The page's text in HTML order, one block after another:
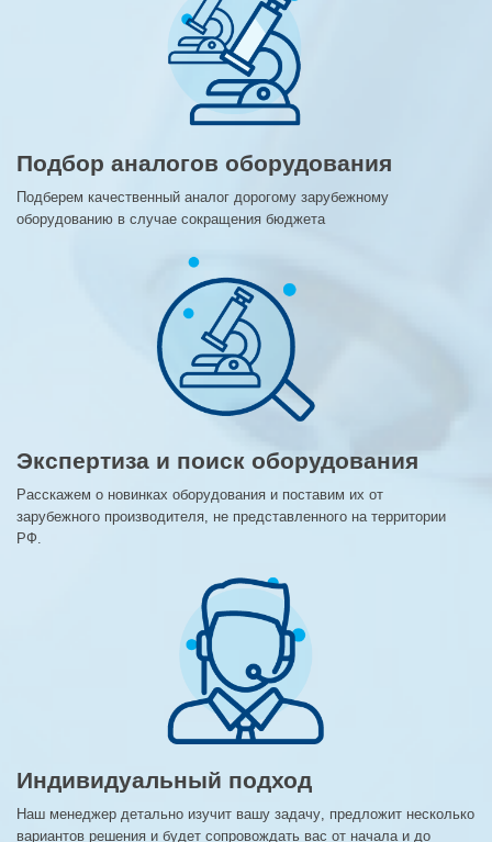
Подбор аналогов оборудования
Подберем качественный аналог дорогому зарубежному
оборудованию в случае сокращения бюджета
Экспертиза и поиск оборудования
Расскажем о новинках оборудования и поставим их от
зарубежного производителя, не представленного на территории
РФ.
Индивидуальный подход
Наш менеджер детально изучит вашу задачу, предложит несколько
вариантов решения и будет сопровождать вас от начала и до